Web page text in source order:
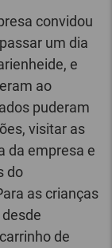
convidou
um dia
e
ao
puderam
visitar as
da empresa e
do
as crianças
de